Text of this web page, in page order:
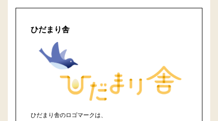
ひだまり舎
ひだまり舎のロゴマークは、